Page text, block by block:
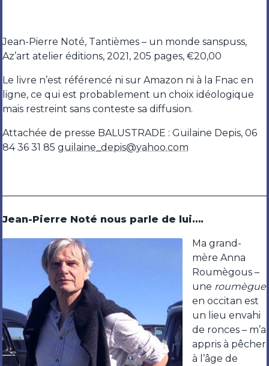
Jean-Pierre Noté, Tantièmes – un monde sanspuss,
Az’art atelier éditions, 2021, 205 pages, €20,00
Le livre n’est référencé ni sur Amazon ni à la Fnac en
ligne, ce qui est probablement un choix idéologique
mais restreint sans conteste sa diffusion.
Attachée de presse BALUSTRADE : Guilaine Depis, 06
84 36 31 85 guilaine_depis@yahoo.com
———————————————————————————–
Jean-Pierre Noté nous parle de lui….
Ma grand-
mère Anna
Roumègous –
une roumègue
en occitan est
un lieu envahi
de ronces – m’a
appris à pêcher
à l’âge de